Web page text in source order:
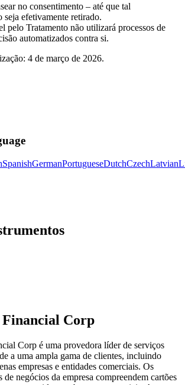
no consentimento – até que tal
seja efetivamente retirado.
pelo Tratamento não utilizará processos de
automatizados contra si.
4 de março de 2026.
SpanishGermanPortugueseDutchCzechLatvian
Corp
Corp é uma provedora líder de serviços
a uma ampla gama de clientes, incluindo
empresas e entidades comerciais. Os
de negócios da empresa compreendem cartões